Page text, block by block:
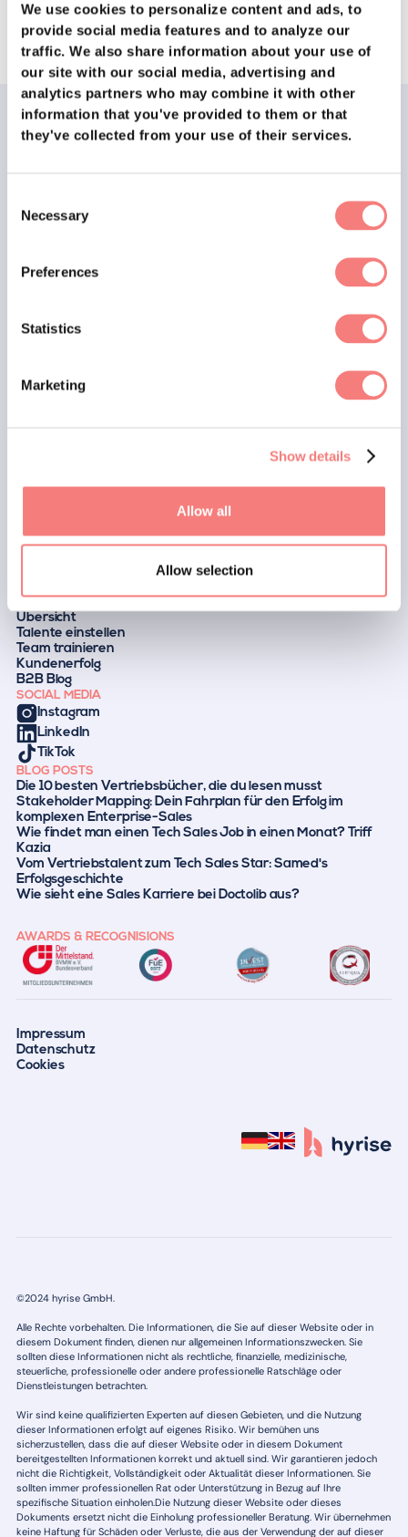
We use cookies to personalize content and ads, to
provide social media features and to analyze our
traffic.We also share information about your use of
our site with our social media, advertising and
analytics partners who may combine it with other
information that you've provided to them or that
they've collected from your use of their services.
Selection
Necessary
Preferences
Statistics
Marketing
Show details
Allow all
Allow selection
500+ offene Stellen besetzt
FÜR BEWERBER
Presse
Empfehlungsprogramm
Übersicht
Talente einstellen
Team trainieren
Kundenerfolg
B2B Blog
SOCIAL MEDIA
Instagram
LinkedIn
TikTok
BLOG POSTS
Die 10 besten Vertriebsbücher, die du lesen musst
Stakeholder Mapping: Dein Fahrplan für den Erfolg im
komplexen Enterprise-Sales
Wie findet man einen Tech Sales Job in einen Monat? Triff
Kazia
Vom Vertriebstalent zum Tech Sales Star: Samed's
Erfolgsgeschichte
Wie sieht eine Sales Karriere bei Doctolib aus?
AWARDS & RECOGNISIONS
Impressum
Datenschutz
Cookies
©2024 hyrise GmbH.
Alle Rechte vorbehalten. Die Informationen, die Sie auf dieser Website oder in
diesem Dokument finden, dienen nur allgemeinen Informationszwecken. Sie
sollten diese Informationen nicht als rechtliche, finanzielle, medizinische,
steuerliche, professionelle oder andere professionelle Ratschläge oder
Dienstleistungen betrachten.
Wir sind keine qualifizierten Experten auf diesen Gebieten, und die Nutzung
dieser Informationen erfolgt auf eigenes Risiko. Wir bemühen uns
sicherzustellen, dass die auf dieser Website oder in diesem Dokument
bereitgestellten Informationen korrekt und aktuell sind. Wir garantieren jedoch
nicht die Richtigkeit, Vollständigkeit oder Aktualität dieser Informationen. Sie
sollten immer professionellen Rat oder Unterstützung in Bezug auf Ihre
spezifische Situation einholen.Die Nutzung dieser Website oder dieses
Dokuments ersetzt nicht die Einholung professioneller Beratung. Wir übernehmen
keine Haftung für Schäden oder Verluste, die aus der Verwendung der auf dieser